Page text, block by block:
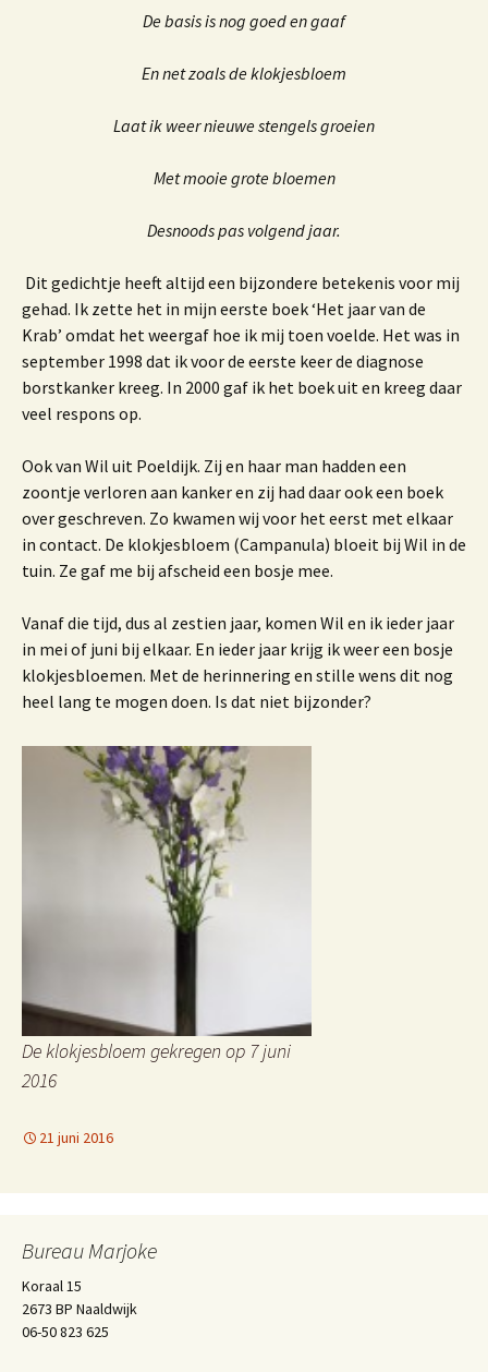
De basis is nog goed en gaaf
En net zoals de klokjesbloem
Laat ik weer nieuwe stengels groeien
Met mooie grote bloemen
Desnoods pas volgend jaar.
Dit gedichtje heeft altijd een bijzondere betekenis voor mij
gehad. Ik zette het in mijn eerste boek ‘Het jaar van de
Krab’ omdat het weergaf hoe ik mij toen voelde. Het was in
september 1998 dat ik voor de eerste keer de diagnose
borstkanker kreeg. In 2000 gaf ik het boek uit en kreeg daar
veel respons op.
Ook van Wil uit Poeldijk. Zij en haar man hadden een
zoontje verloren aan kanker en zij had daar ook een boek
over geschreven. Zo kwamen wij voor het eerst met elkaar
in contact. De klokjesbloem (Campanula) bloeit bij Wil in de
tuin. Ze gaf me bij afscheid een bosje mee.
Vanaf die tijd, dus al zestien jaar, komen Wil en ik ieder jaar
in mei of juni bij elkaar. En ieder jaar krijg ik weer een bosje
klokjesbloemen. Met de herinnering en stille wens dit nog
heel lang te mogen doen. Is dat niet bijzonder?
De klokjesbloem gekregen op 7 juni
2016
21 juni 2016
Bureau Marjoke
Koraal 15
2673 BP Naaldwijk
06-50 823 625